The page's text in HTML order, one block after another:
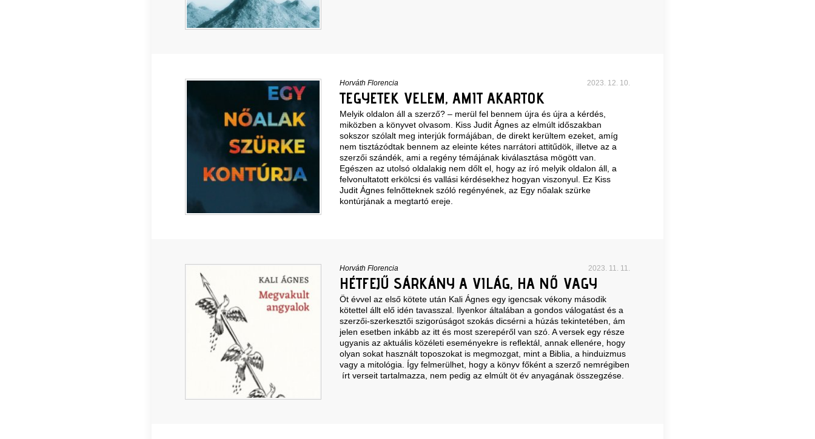
Horváth Florencia 2023. 12. 10.
TEGYETEK VELEM, AMIT AKARTOK
Melyik oldalon áll a szerző? – merül fel bennem újra és újra a kérdés,
miközben a könyvet olvasom. Kiss Judit Ágnes az elmúlt időszakban
sokszor szólalt meg interjúk formájában, de direkt kerültem ezeket, amíg
nem tisztázódtak bennem az eleinte kétes narrátori attitűdök, illetve az a
szerzői szándék, ami a regény témájának kiválasztása mögött van.
Egészen az utolsó oldalakig nem dőlt el, hogy az író melyik oldalon áll, a
felvonultatott erkölcsi és vallási kérdésekhez hogyan viszonyul. Ez Kiss
Judit Ágnes felnőtteknek szóló regényének, az Egy nőalak szürke
kontúrjának a megtartó ereje.
Horváth Florencia 2023. 11. 11.
HÉTFEJŰ SÁRKÁNY A VILÁG, HA NŐ VAGY
Öt évvel az első kötete után Kali Ágnes egy igencsak vékony második
kötettel állt elő idén tavasszal. Ilyenkor általában a gondos válogatást és a
szerzői-szerkesztői szigorúságot szokás dicsérni a húzás tekintetében, ám
jelen esetben inkább az itt és most szerepéről van szó. A versek egy része
ugyanis az aktuális közéleti eseményekre is reflektál, annak ellenére, hogy
olyan sokat használt toposzokat is megmozgat, mint a Biblia, a hinduizmus
vagy a mitológia. Így felmerülhet, hogy a könyv főként a szerző nemrégiben
írt verseit tartalmazza, nem pedig az elmúlt öt év anyagának összegzése.